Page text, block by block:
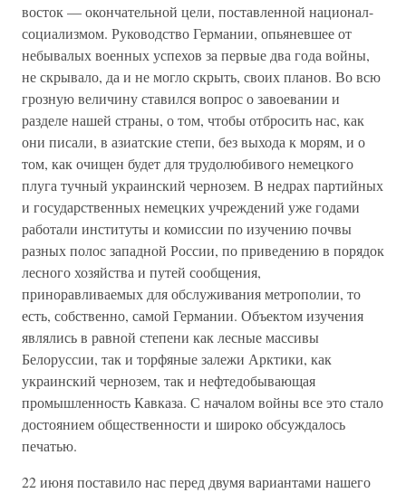
восток — окончательной цели, поставленной национал-
социализмом. Руководство Германии, опьяневшее от
небывалых военных успехов за первые два года войны,
не скрывало, да и не могло скрыть, своих планов. Во всю
грозную величину ставился вопрос о завоевании и
разделе нашей страны, о том, чтобы отбросить нас, как
они писали, в азиатские степи, без выхода к морям, и о
том, как очищен будет для трудолюбивого немецкого
плуга тучный украинский чернозем. В недрах партийных
и государственных немецких учреждений уже годами
работали институты и комиссии по изучению почвы
разных полос западной России, по приведению в порядок
лесного хозяйства и путей сообщения,
приноравливаемых для обслуживания метрополии, то
есть, собственно, самой Германии. Объектом изучения
являлись в равной степени как лесные массивы
Белоруссии, так и торфяные залежи Арктики, как
украинский чернозем, так и нефтедобывающая
промышленность Кавказа. С началом войны все это стало
достоянием общественности и широко обсуждалось
печатью.
22 июня поставило нас перед двумя вариантами нашего